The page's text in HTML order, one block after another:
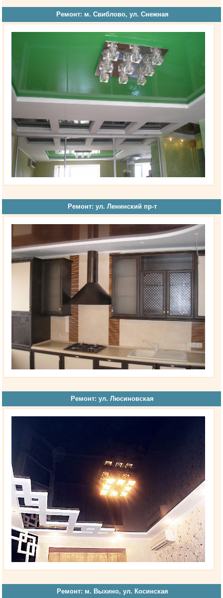
Ремонт: м. Свиблово, ул. Снежная
Ремонт: ул. Ленинский пр-т
Ремонт: ул. Люсиновская
Ремонт: м. Выхино, ул. Косинская